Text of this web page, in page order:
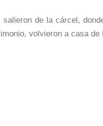
salieron de la cárcel,
volvieron a casa